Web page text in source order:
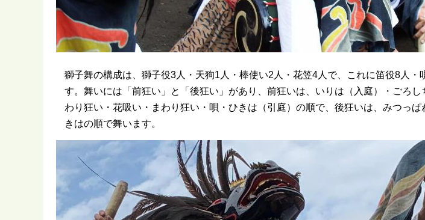
獅子舞の構成は、獅子役3人・天狗1人・棒使い2人・花笠4人で、これに笛役8人・
す。舞いには「前狂い」と「後狂い」があり、前狂いは、いりは（入庭）・ごろし
わり狂い・花吸い・まわり狂い・唄・ひきは（引庭）の順で、後狂いは、みつっぱ
きはの順で舞います。